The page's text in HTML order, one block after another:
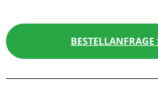
BESTELLANFRAGE